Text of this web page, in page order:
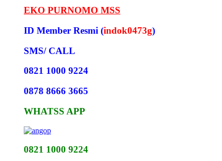
EKO PURNOMO MSS
ID Member Resmi (indok0473g)
SMS/ CALL
0821 1000 9224
0878 8666 3665
WHATSS APP
0821 1000 9224